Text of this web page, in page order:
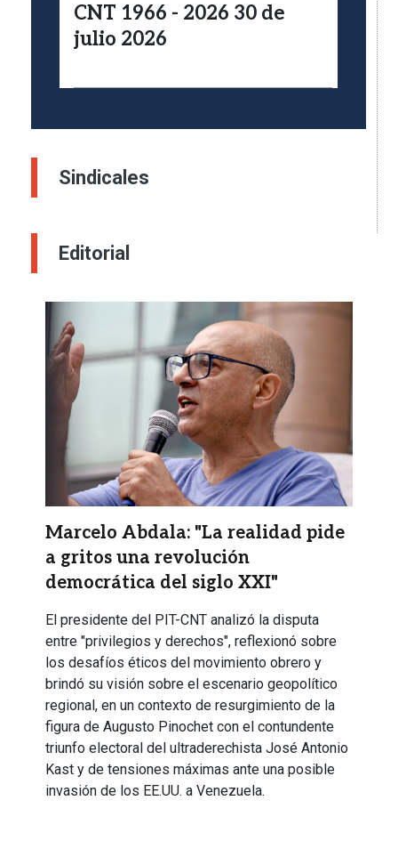
CNT 1966 - 2026 30 de
julio 2026
Sindicales
Editorial
Marcelo Abdala: "La realidad pide
a gritos una revolución
democrática del siglo XXI"
El presidente del PIT-CNT analizó la disputa
entre "privilegios y derechos", reflexionó sobre
los desafíos éticos del movimiento obrero y
brindó su visión sobre el escenario geopolítico
regional, en un contexto de resurgimiento de la
figura de Augusto Pinochet con el contundente
triunfo electoral del ultraderechista José Antonio
Kast y de tensiones máximas ante una posible
invasión de los EE.UU. a Venezuela.